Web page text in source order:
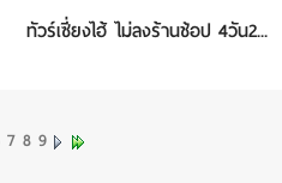
ทัวร์เซี่ยงไฮ้ ไม่ลงร้านช้อป 4วัน2...
7 8 9